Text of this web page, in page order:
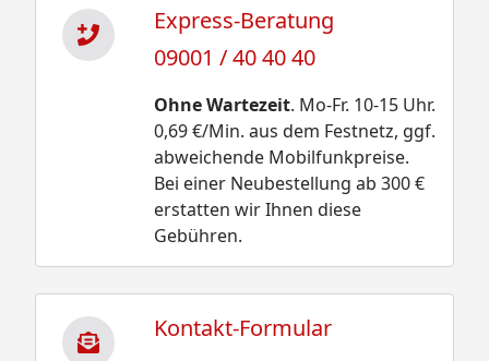
Express-Beratung
09001 / 40 40 40
Ohne Wartezeit. Mo-Fr. 10-15 Uhr.
0,69 €/Min. aus dem Festnetz, ggf.
abweichende Mobilfunkpreise.
Bei einer Neubestellung ab 300 €
erstatten wir Ihnen diese
Gebühren.
Kontakt-Formular